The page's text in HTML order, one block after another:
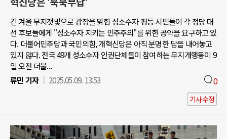
긴 겨울 무지갯빛으로 광장을 밝힌 성소수자 평등 시민들이 각 정당 대
선 후보들에게 "성소수자 지키는 민주주의"를 위한 공약을 요구하고 있
다. 더불어민주당과 국민의힘, 개혁신당은 아직 분명한 답을 내어놓고
있지 않다. 전국 49개 성소수자 인권단체들이 참여하는 무지개행동이 9
일 오전 더불...
류민 기자
2025.05.09. 13:53 0
기사수정